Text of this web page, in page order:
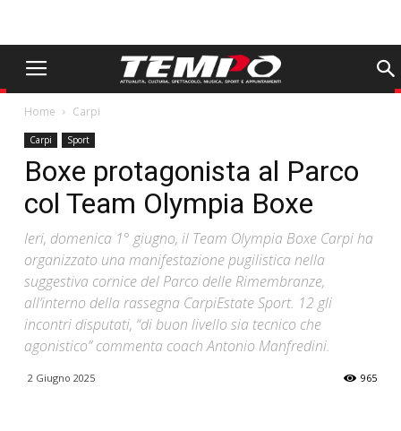
Home Carpi
Carpi Sport
Boxe protagonista al Parco
col Team Olympia Boxe
Ieri, domenica 1° giugno, il Team Olympia Boxe Carpi ha
organizzato una manifestazione pugilistica nella
suggestiva cornice del Parco delle Rimembranze,
all’interno della rassegna CarpiEstate Sport. 12 gli
incontri disputati, “di buon livello sia tecnico che
agonistico” commenta coach Antonio Manfredini.
2 Giugno 2025 965